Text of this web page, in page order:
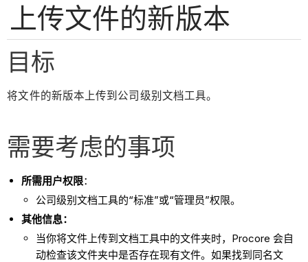
上传文件的新版本
目标
将文件的新版本上传到公司级别文档工具。
需要考虑的事项
所需用户权限：
公司级别文档工具的“标准”或“管理员”权限。
其他信息：
当你将文件上传到文档工具中的文件夹时，Procore 会自
动检查该文件夹中是否存在现有文件。如果找到同名文